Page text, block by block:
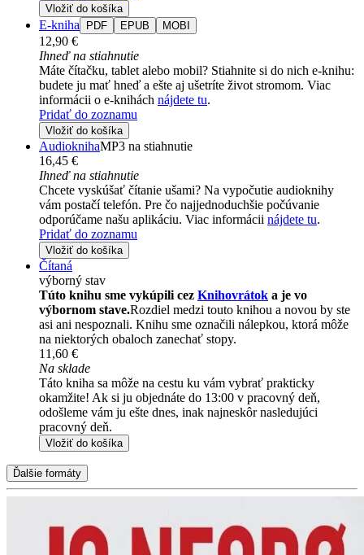
Vložiť do košíka
E-kniha PDF EPUB MOBI
12,90 €
Ihneď na stiahnutie
Máte čítačku, tablet alebo mobil? Stiahnite si do nich e-knihu:
budete ju mať hneď a ešte aj ušetríte život stromom. Viac
informácii o e-knihách nájdete tu.
Pridať do zoznamu
Vložiť do košíka
AudioknihaMP3 na stiahnutie
16,45 €
Ihneď na stiahnutie
Chcete vyskúšať čítanie ušami? Na vypočutie audioknihy
vám postačí telefón. Pre čo najjednoduchšie počúvanie
odporúčame našu aplikáciu. Viac informácii nájdete tu.
Pridať do zoznamu
Vložiť do košíka
Čítaná
výborný stav
Túto knihu sme vykúpili cez Knihovrátok a je vo
výbornom stave.Rozdiel medzi touto knihou a novou by ste
asi ani nespoznali. Knihu sme označili nálepkou, ktorá môže
na niektorých obaloch zanechať stopy.
11,60 €
Na sklade
Táto kniha sa môže na cestu ku vám vybrať prakticky
okamžite! Ak si ju objednáte do 13:00 v pracovný deň,
odošleme vám ju ešte dnes, inak najneskôr nasledujúci
pracovný deň.
Vložiť do košíka
Ďalšie formáty